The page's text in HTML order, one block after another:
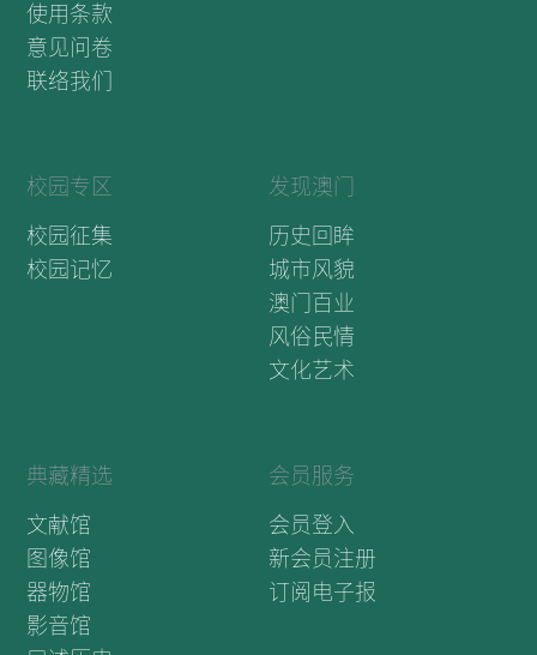
使用条款
意见问卷
联络我们
校园专区
校园征集
校园记忆
发现澳门
历史回眸
城市风貌
澳门百业
风俗民情
文化艺术
典藏精选
文献馆
图像馆
器物馆
影音馆
会员服务
会员登入
新会员注册
订阅电子报